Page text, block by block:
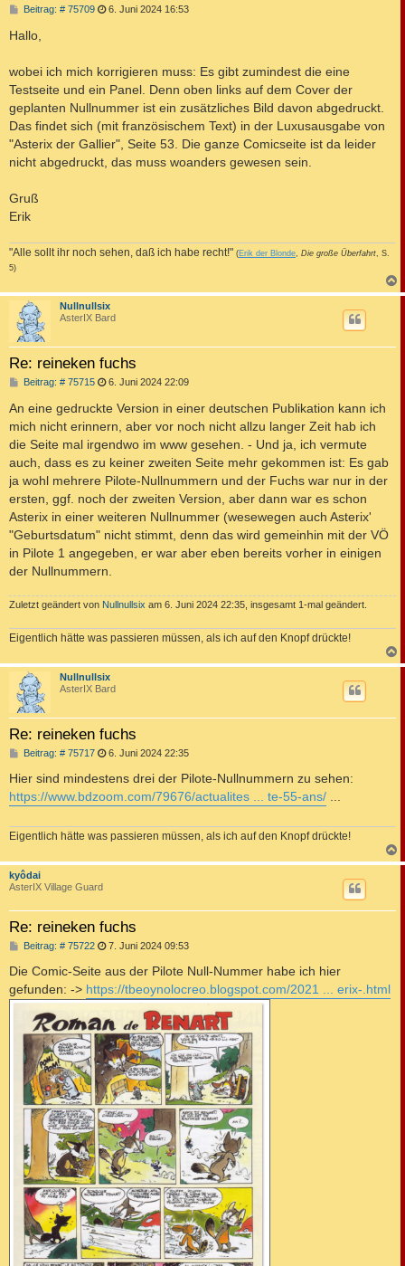
Beitrag: # 75709B
a
g
6. Juni 2024 16:53
Hallo,
wobei ich mich korrigieren muss: Es gibt zumindest die eine
Testseite und ein Panel. Denn oben links auf dem Cover der
geplanten Nullnummer ist ein zusätzliches Bild davon abgedruckt.
Das findet sich (mit französischem Text) in der Luxusausgabe von
"Asterix der Gallier", Seite 53. Die ganze Comicseite ist da leider
nicht abgedruckt, das muss woanders gewesen sein.
Gruß
Erik
"Alle sollt ihr noch sehen, daß ich habe recht!" (Erik der Blonde, Die große Überfahrt, S.
5)
a
Nullnullsix
AsterIX Bard
Re: reineken fuchs
Beitrag: # 75715B
i
t
r
g
6. Juni 2024 22:09
An eine gedruckte Version in einer deutschen Publikation kann ich
mich nicht erinnern, aber vor noch nicht allzu langer Zeit hab ich
die Seite mal irgendwo im www gesehen. - Und ja, ich vermute
auch, dass es zu keiner zweiten Seite mehr gekommen ist: Es gab
ja wohl mehrere Pilote-Nullnummern und der Fuchs war nur in der
ersten, ggf. noch der zweiten Version, aber dann war es schon
Asterix in einer weiteren Nullnummer (wesewegen auch Asterix'
"Geburtsdatum" nicht stimmt, denn das wird gemeinhin mit der VÖ
in Pilote 1 angegeben, er war aber eben bereits vorher in einigen
der Nullnummern.
Zuletzt geändert von Nullnullsix am 6. Juni 2024 22:35, insgesamt 1-mal geändert.
Eigentlich hätte was passieren müssen, als ich auf den Knopf drückte!
a
Nullnullsix
AsterIX Bard
Re: reineken fuchs
Beitrag: # 75717B
i
r
6. Juni 2024 22:35
Hier sind mindestens drei der Pilote-Nullnummern zu sehen:
https://www.bdzoom.com/79676/actualites ... te-55-ans/ ...
Eigentlich hätte was passieren müssen, als ich auf den Knopf drückte!
a
kyôdai
AsterIX Village Guard
Re: reineken fuchs
Beitrag: # 75722B
i
r
a
g
7. Juni 2024 09:53
Die Comic-Seite aus der Pilote Null-Nummer habe ich hier
gefunden: -> https://tbeoynolocreo.blogspot.com/2021 ... erix-.html